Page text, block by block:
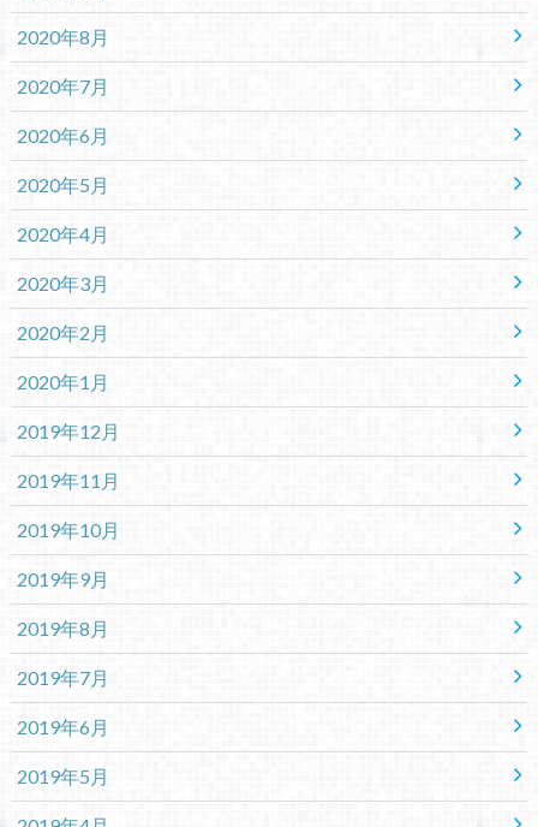
2020年8月
2020年7月
2020年6月
2020年5月
2020年4月
2020年3月
2020年2月
2020年1月
2019年12月
2019年11月
2019年10月
2019年9月
2019年8月
2019年7月
2019年6月
2019年5月